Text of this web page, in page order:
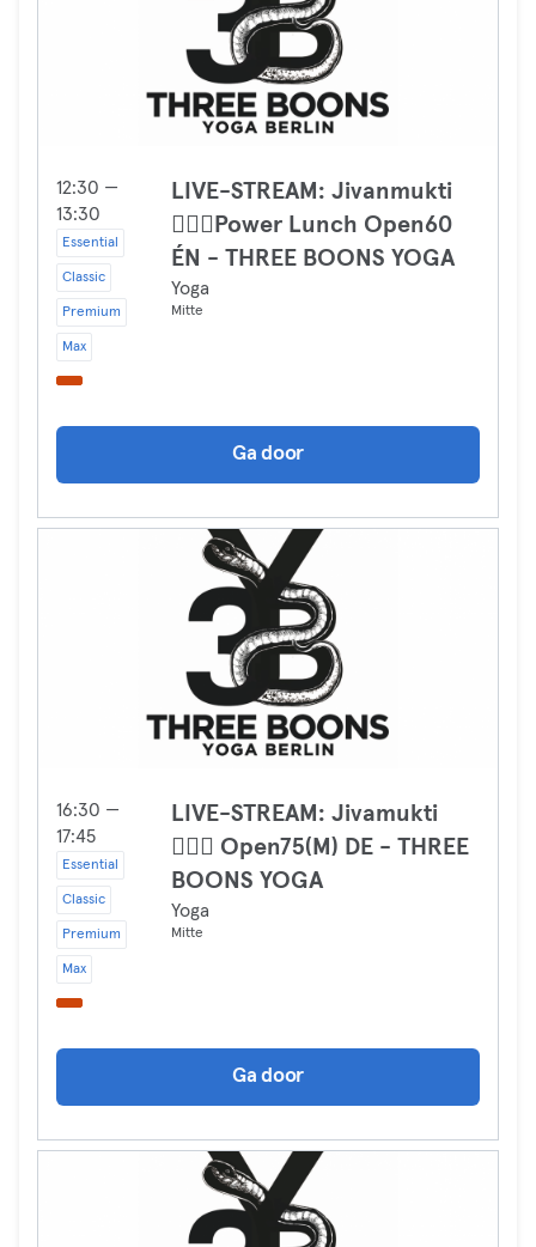
12:30 —
13:30
Essential
Classic
Premium
Max
LIVE-STREAM: Jivanmukti
🧘🏾‍♀️Power Lunch Open60
ÉN - THREE BOONS YOGA
Yoga
Mitte
Ga door
16:30 —
17:45
Essential
Classic
Premium
Max
LIVE-STREAM: Jivamukti
🧘🏻‍♀️ Open75(M) DE - THREE
BOONS YOGA
Yoga
Mitte
Ga door